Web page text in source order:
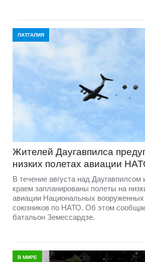
ЛАТГАЛИЯ
Жителей Даугавпилса
низких полетах авиации
В течение августа над Даугавпилсом
краем запланированы полеты на
авиации Национальных
союзников по НАТО. Об этом
батальон Земессардзе.
В МИРЕ